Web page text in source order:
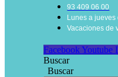
93 409 06 00
Lunes a
Vacaciones de
Facebook Youtube
Buscar
Buscar